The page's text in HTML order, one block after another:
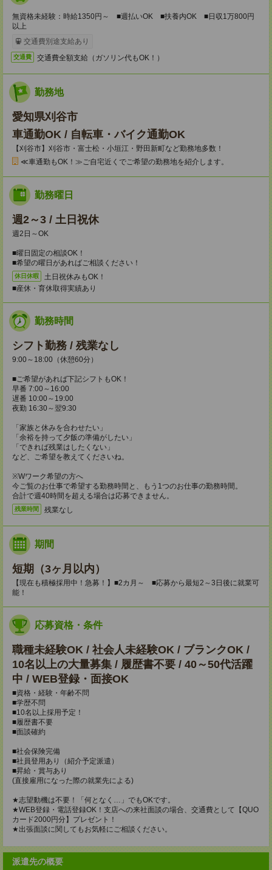
無資格未経験：時給1350円～ ■週払いOK ■扶養内OK ■日収1万800円
以上
交通費別途支給あり
交通費 交通費全額支給（ガソリン代もOK！）
勤務地
愛知県刈谷市
車通勤OK / 自転車・バイク通勤OK
【刈谷市】刈谷市・富士松・小垣江・野田新町など勤務地多数！
≪車通勤もOK！≫ご自宅近くでご希望の勤務地を紹介します。
勤務曜日
週2～3 / 土日祝休
週2日～OK
■曜日固定の相談OK！
■希望の曜日があればご相談ください！
休日休暇
土日祝休みもOK！
■産休・育休取得実績あり
勤務時間
シフト勤務 / 残業なし
9:00～18:00（休憩60分）
■ご希望があれば下記シフトもOK！
早番 7:00～16:00
遅番 10:00～19:00
夜勤 16:30～翌9:30
「家族と休みを合わせたい」
「余裕を持って夕飯の準備がしたい」
「できれば残業はしたくない」
など、ご希望を教えてくださいね。
※Wワーク希望の方へ
今ご覧のお仕事で希望する勤務時間と、もう1つのお仕事の勤務時間。
合計で週40時間を超える場合は応募できません。
残業時間 残業なし
期間
短期（3ヶ月以内）
【現在も積極採用中！急募！】■2カ月～ ■応募から最短2～3日後に就業可
能！
応募資格・条件
職種未経験OK / 社会人未経験OK / ブランクOK /
10名以上の大量募集 / 履歴書不要 / 40～50代活躍
中 / WEB登録・面接OK
■資格・経験・年齢不問
■学歴不問
■10名以上採用予定！
■履歴書不要
■面談確約
■社会保険完備
■社員登用あり（紹介予定派遣）
■昇給・賞与あり
(直接雇用になった際の就業先による)
★志望動機は不要！「何となく…」でもOKです。
★WEB登録・電話登録OK！支店への来社面談の場合、交通費として【QUO
カード2000円分】プレゼント！
★出張面談に関してもお気軽にご相談ください。
派遣先の概要